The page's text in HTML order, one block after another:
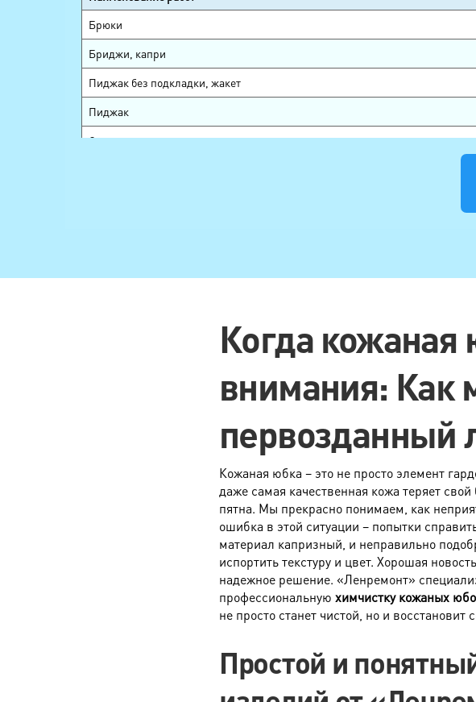
Брюки
Бриджи, капри
Пиджак без подкладки, жакет
Пиджак
Смокинг, сюртук
Платье свадебное со шлейфом
Комбинезон из легких тканей
Костюм карнавальный, демонстрационный
Вечерним считается платье при наличии любого из признаков:
т.п.), лифа-корсета, сложных в обработке тканей ( шелк, вискоза,
Когда кожаная
внимания: Как
первозданный
Кожаная юбка – это не просто элемент
даже самая качественная кожа теряет
пятна. Мы прекрасно понимаем, как
ошибка в этой ситуации – попытки
материал капризный, и неправильно
испортить текстуру и цвет. Хорошая
надежное решение. «Ленремонт»
профессиональную химчистку кожаных
не просто станет чистой, но и
Простой и